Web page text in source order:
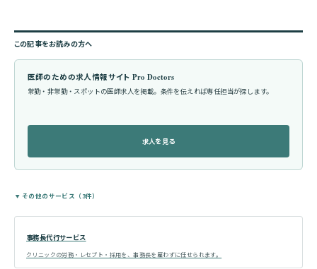
この記事をお読みの方へ
医師のための求人情報サイト Pro Doctors
常勤・非常勤・スポットの医師求人を掲載。条件を伝えれば専任担当が探します。
求人を見る
その他のサービス（3件）
事務長代行サービス
クリニックの労務・レセプト・採用を、事務長を雇わずに任せられます。